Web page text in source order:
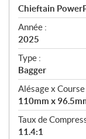
c
i
f
i
c
a
t
i
o
n
s
Chieftain
Année :
2025
Type :
Bagger
Alésage x Course
110mm x
Taux de
11.4:1